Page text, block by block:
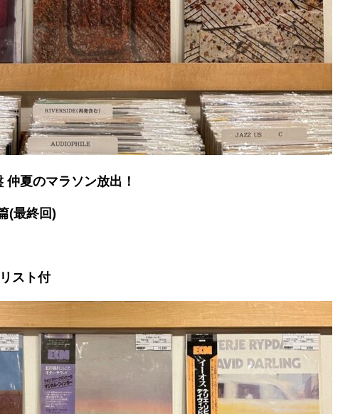
夏のマラソン放出！
(最終回)
スト付